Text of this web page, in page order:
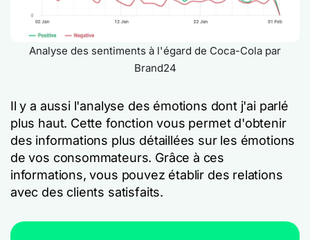
Analyse des sentiments à l'égard de Coca-Cola par
Brand24
Il y a aussi l'analyse des émotions dont j'ai parlé
plus haut. Cette fonction vous permet d'obtenir
des informations plus détaillées sur les émotions
de vos consommateurs. Grâce à ces
informations, vous pouvez établir des relations
avec des clients satisfaits.